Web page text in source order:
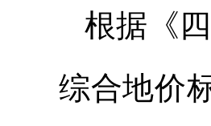
根据《
综合地价